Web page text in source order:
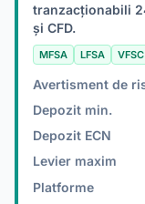
tranzacționabili
și CFD.
MFSA LFSA VFSC
Avertisment de
Depozit min.
Depozit ECN
Levier maxim
Platforme